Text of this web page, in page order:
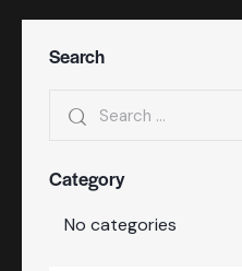
Search
Category
No categories